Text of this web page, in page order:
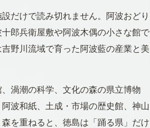
だけで読み切れません。阿波おどり
郎兵衛屋敷や阿波木偶の小さな館で
野川流域で育った阿波藍の産業と美
渦潮の科学、文化の森の県立博物
波和紙、土成・市場の歴史館、神山
を重ねると、徳島は「踊る県」だけ